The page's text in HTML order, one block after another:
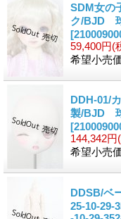
SDM女の
ク/BJD
59,400円(
希望小売
DDH-01/
製/BJD
144,342円
希望小売
DDSB/ベ
25-10-29-